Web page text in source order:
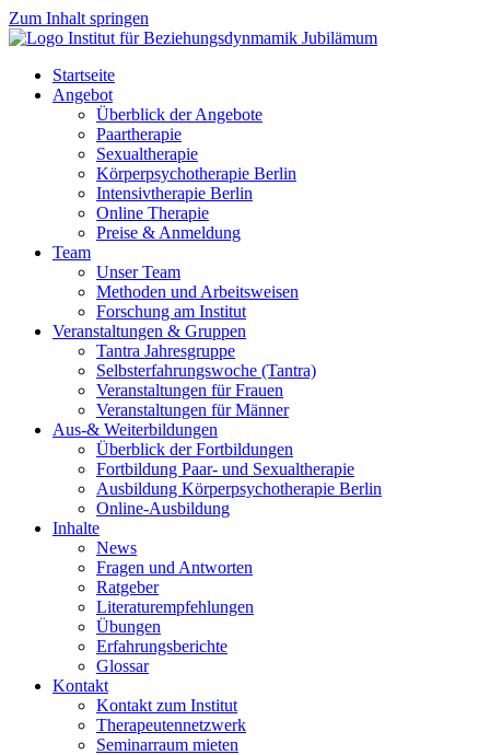
Zum Inhalt springen
Startseite
Angebot
Überblick der Angebote
Paartherapie
Sexualtherapie
Körperpsychotherapie Berlin
Intensivtherapie Berlin
Online Therapie
Preise & Anmeldung
Team
Unser Team
Methoden und Arbeitsweisen
Forschung am Institut
Veranstaltungen & Gruppen
Tantra Jahresgruppe
Selbsterfahrungswoche (Tantra)
Veranstaltungen für Frauen
Veranstaltungen für Männer
Aus-& Weiterbildungen
Überblick der Fortbildungen
Fortbildung Paar- und Sexualtherapie
Ausbildung Körperpsychotherapie Berlin
Online-Ausbildung
Inhalte
News
Fragen und Antworten
Ratgeber
Literaturempfehlungen
Übungen
Erfahrungsberichte
Glossar
Kontakt
Kontakt zum Institut
Therapeutennetzwerk
Seminarraum mieten